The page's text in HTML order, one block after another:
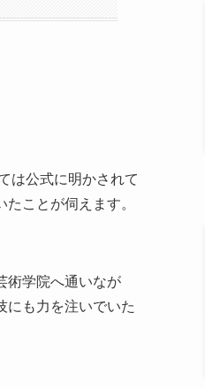
は公式に明かされて
ことが伺えます。
術学院へ通いなが
にも力を注いでいた